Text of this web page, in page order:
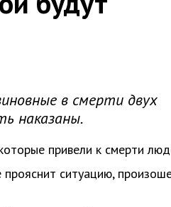
в смерти двух
наказаны.
привели к смерти
ситуацию,